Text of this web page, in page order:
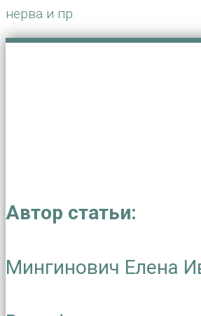
нерва и пр.
Автор статьи:
Мингинович Елена